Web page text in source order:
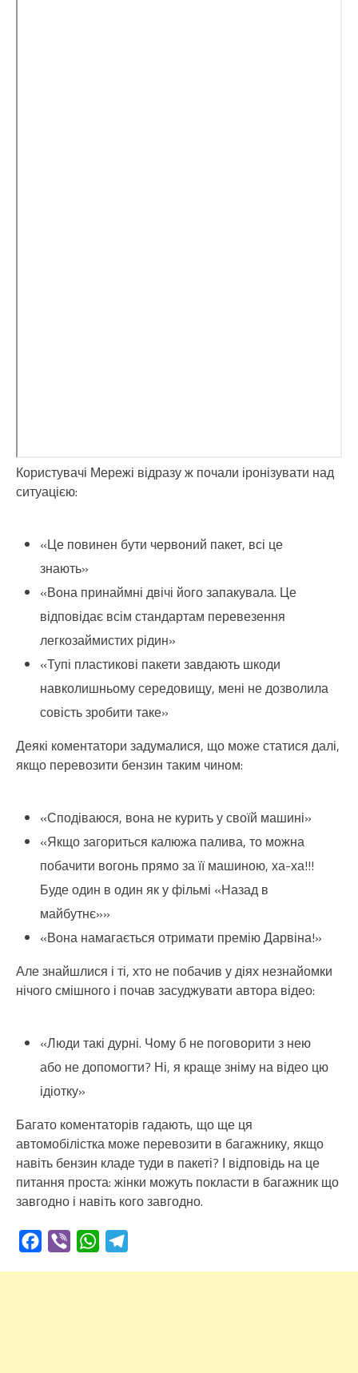
Користувачі Мережі відразу ж почали іронізувати над
ситуацією:
«Це повинен бути червоний пакет, всі це
знають»
«Вона принаймні двічі його запакувала. Це
відповідає всім стандартам перевезення
легкозаймистих рідин»
«Тупі пластикові пакети завдають шкоди
навколишньому середовищу, мені не дозволила
совість зробити таке»
Деякі коментатори задумалися, що може статися далі,
якщо перевозити бензин таким чином:
«Сподіваюся, вона не курить у своїй машині»
«Якщо загориться калюжа палива, то можна
побачити вогонь прямо за її машиною, ха-ха!!!
Буде один в один як у фільмі «Назад в
майбутнє»»
«Вона намагається отримати премію Дарвіна!»
Але знайшлися і ті, хто не побачив у діях незнайомки
нічого смішного і почав засуджувати автора відео:
«Люди такі дурні. Чому б не поговорити з нею
або не допомогти? Ні, я краще зніму на відео цю
ідіотку»
Багато коментаторів гадають, що ще ця
автомобілістка може перевозити в багажнику, якщо
навіть бензин кладе туди в пакеті? І відповідь на це
питання проста: жінки можуть покласти в багажник що
завгодно і навіть кого завгодно.
Facebook
Viber WhatsApp